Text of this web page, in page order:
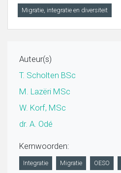
Migratie, integratie en diversiteit
Auteur(s)
T. Scholten BSc
M. Lazëri MSc
W. Korf, MSc
dr. A. Odé
Kernwoorden:
Integratie Migratie OESO